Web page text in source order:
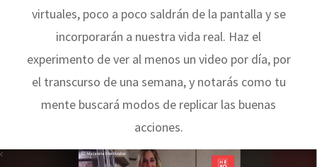
virtuales, poco a poco saldrán de la pantalla y se
incorporarán a nuestra vida real. Haz el
experimento de ver al menos un video por día, por
el transcurso de una semana, y notarás como tu
mente buscará modos de replicar las buenas
acciones.